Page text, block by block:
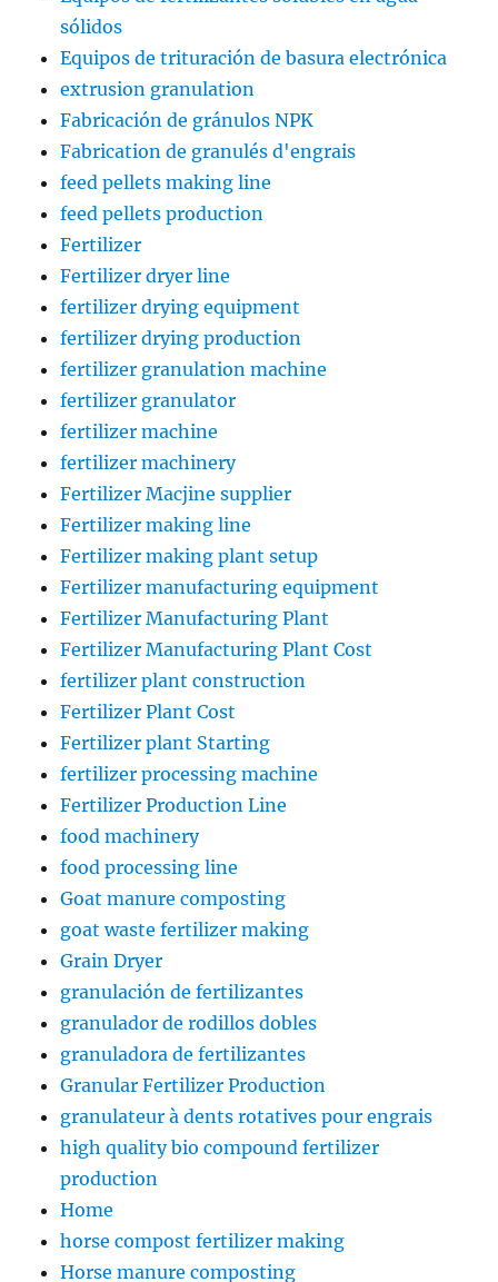
sólidos
Equipos de trituración de basura electrónica
extrusion granulation
Fabricación de gránulos NPK
Fabrication de granulés d'engrais
feed pellets making line
feed pellets production
Fertilizer
Fertilizer dryer line
fertilizer drying equipment
fertilizer drying production
fertilizer granulation machine
fertilizer granulator
fertilizer machine
fertilizer machinery
Fertilizer Macjine supplier
Fertilizer making line
Fertilizer making plant setup
Fertilizer manufacturing equipment
Fertilizer Manufacturing Plant
Fertilizer Manufacturing Plant Cost
fertilizer plant construction
Fertilizer Plant Cost
Fertilizer plant Starting
fertilizer processing machine
Fertilizer Production Line
food machinery
food processing line
Goat manure composting
goat waste fertilizer making
Grain Dryer
granulación de fertilizantes
granulador de rodillos dobles
granuladora de fertilizantes
Granular Fertilizer Production
granulateur à dents rotatives pour engrais
high quality bio compound fertilizer
production
Home
horse compost fertilizer making
Horse manure composting